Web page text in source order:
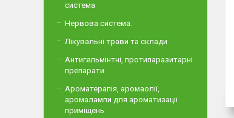
система
Нервова система.
Лікувальні трави та склади
Антигельмінтні, протипаразитарні
препарати
Ароматерапія, аромаолії,
аромалампи для ароматизації
приміщень